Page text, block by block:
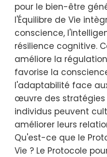
pour le bien-être
l'Équilibre de Vie
conscience,
résilience cognitive.
améliore la
favorise la
l'adaptabilité face
œuvre des stratégies
individus peuvent
améliorer leurs
Qu'est-ce que le
Vie ? Le Protocole